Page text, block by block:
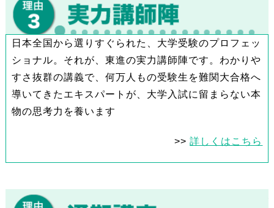
日本全国から選りすぐられた、大学受験のプロフェッ
ショナル。それが、東進の実力講師陣です。わかりや
すさ抜群の講義で、何万人もの受験生を難関大合格へ
導いてきたエキスパートが、大学入試に留まらない本
物の思考力を養います
>>詳しくはこちら